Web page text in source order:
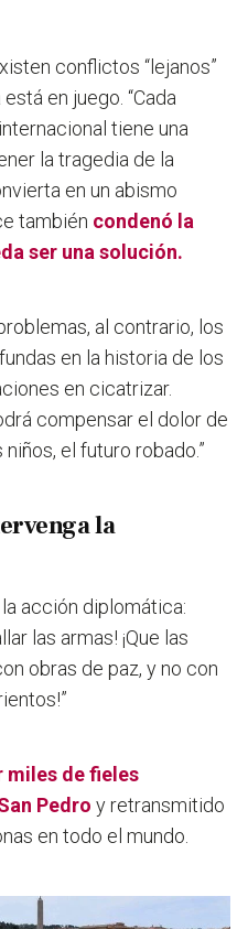
conflictos “lejanos”
en juego. “Cada
tiene una
la tragedia de la
en un abismo
también condenó la
ser una solución.
al contrario, los
en la historia de los
en cicatrizar.
compensar el dolor de
el futuro robado.”
la
acción diplomática:
las armas! ¡Que las
obras de paz, y no con
miles de fieles
Pedro y retransmitido
en todo el mundo.